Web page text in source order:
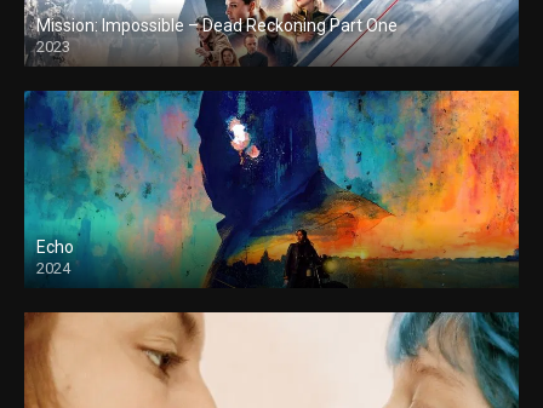
Mission: Impossible – Dead Reckoning Part One
2023
Echo
2024